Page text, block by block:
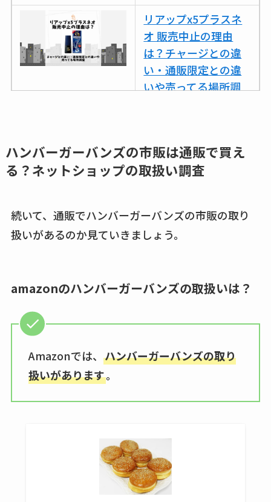
リアップx5プラスネ
オ 販売中止の理由
は？チャージとの違
い・通販限定との違
いや売ってる場所調
め替えはどこで売っ
てる？ドンキ・ロフ
トなど販売店や安い
アクアテクトゲルが
売ってる場所はど
れの口コミも調査
しまむら布団セット
半額になるのはい
ズで買える？楽天や
amazonなど通販の販
売店も調査
ハンバーガーバンズの市販は通販で買え
る？ネットショップの取扱い調査
続いて、通販でハンバーガーバンズの市販の取り
扱いがあるのか見ていきましょう。
amazonのハンバーガーバンズの取扱いは？
Amazonでは、 ハンバーガーバンズの取り
扱いがあります。